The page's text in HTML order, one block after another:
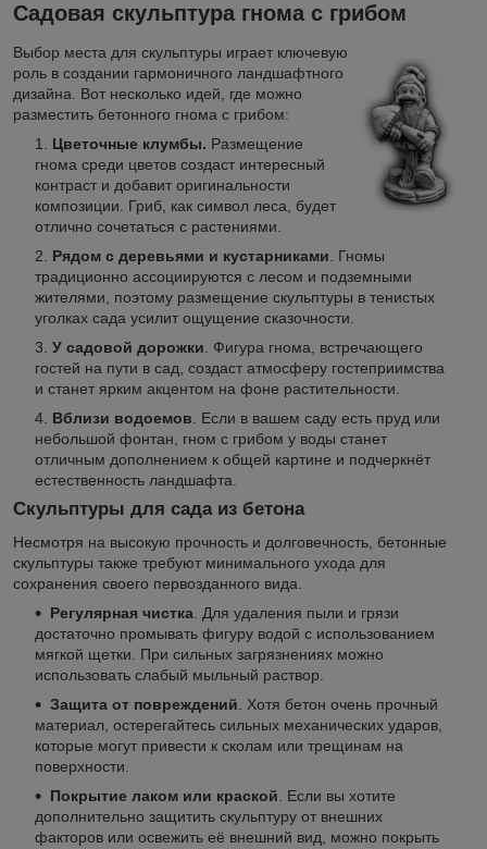
Садовая скульптура гнома с грибом
Выбор места для скульптуры играет ключевую
роль в создании гармоничного ландшафтного
дизайна. Вот несколько идей, где можно
разместить бетонного гнома с грибом:
Цветочные клумбы. Размещение
гнома среди цветов создаст интересный
контраст и добавит оригинальности
композиции. Гриб, как символ леса, будет
отлично сочетаться с растениями.
Рядом с деревьями и кустарниками . Гномы
традиционно ассоциируются с лесом и подземными
жителями, поэтому размещение скульптуры в тенистых
уголках сада усилит ощущение сказочности.
У садовой дорожки . Фигура гнома, встречающего
гостей на пути в сад, создаст атмосферу гостеприимства
и станет ярким акцентом на фоне растительности.
Вблизи водоемов . Если в вашем саду есть пруд или
небольшой фонтан, гном с грибом у воды станет
отличным дополнением к общей картине и подчеркнёт
естественность ландшафта.
Скульптуры для сада из бетона
Несмотря на высокую прочность и долговечность, бетонные
скульптуры также требуют минимального ухода для
сохранения своего первозданного вида.
Регулярная чистка . Для удаления пыли и грязи
достаточно промывать фигуру водой с использованием
мягкой щетки. При сильных загрязнениях можно
использовать слабый мыльный раствор.
Защита от повреждений . Хотя бетон очень прочный
материал, остерегайтесь сильных механических ударов,
которые могут привести к сколам или трещинам на
поверхности.
Покрытие лаком или краской . Если вы хотите
дополнительно защитить скульптуру от внешних
факторов или освежить её внешний вид, можно покрыть